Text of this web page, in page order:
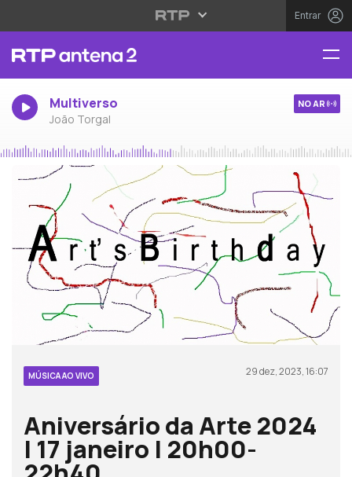
Entrar
Multiverso
João Torgal
NO AR
MÚSICA AO VIVO 29 dez, 2023, 16:07
Aniversário da Arte 2024
| 17 janeiro | 20h00-